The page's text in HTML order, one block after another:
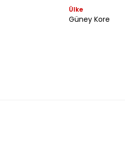
Ülke
Güney Kore